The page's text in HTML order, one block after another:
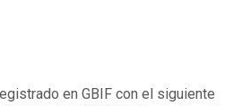
en GBIF con el siguiente